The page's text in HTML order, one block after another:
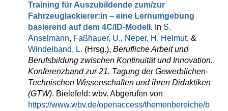
Training für Auszubildende zum/zur
Fahrzeuglackierer:in – eine Lernumgebung
basierend auf dem 4C/ID-Modell . In S.
Anselmann, Faßhauer, U., Neper, H. Helmut, &
Windelband, L. (Hrsg.), Berufliche Arbeit und
Berufsbildung zwischen Kontinuität und Innovation.
Konferenzband zur 21. Tagung der Gewerblichen-
Technischen Wissenschaften und ihren Didaktiken
(GTW). Bielefeld: wbv. Abgerufen von
https://www.wbv.de/openaccess/themenbereiche/b